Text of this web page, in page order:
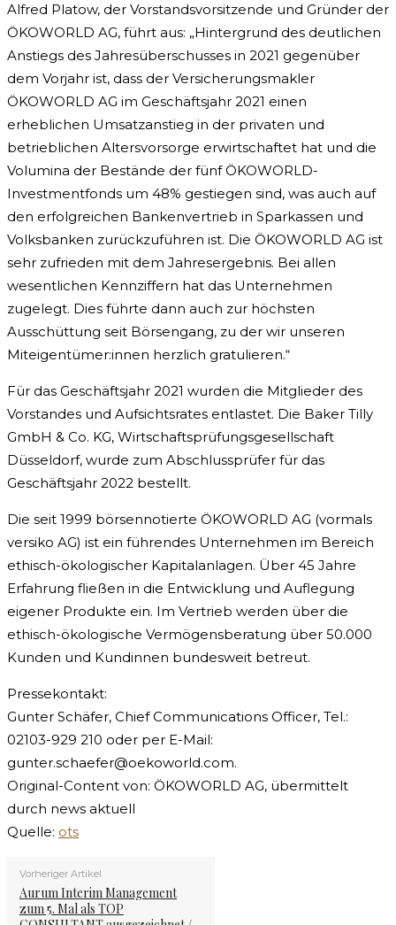
Alfred Platow, der Vorstandsvorsitzende und Gründer der
ÖKOWORLD AG, führt aus: „Hintergrund des deutlichen
Anstiegs des Jahresüberschusses in 2021 gegenüber
dem Vorjahr ist, dass der Versicherungsmakler
ÖKOWORLD AG im Geschäftsjahr 2021 einen
erheblichen Umsatzanstieg in der privaten und
betrieblichen Altersvorsorge erwirtschaftet hat und die
Volumina der Bestände der fünf ÖKOWORLD-
Investmentfonds um 48% gestiegen sind, was auch auf
den erfolgreichen Bankenvertrieb in Sparkassen und
Volksbanken zurückzuführen ist. Die ÖKOWORLD AG ist
sehr zufrieden mit dem Jahresergebnis. Bei allen
wesentlichen Kennziffern hat das Unternehmen
zugelegt. Dies führte dann auch zur höchsten
Ausschüttung seit Börsengang, zu der wir unseren
Miteigentümer:innen herzlich gratulieren.“
Für das Geschäftsjahr 2021 wurden die Mitglieder des
Vorstandes und Aufsichtsrates entlastet. Die Baker Tilly
GmbH & Co. KG, Wirtschaftsprüfungsgesellschaft
Düsseldorf, wurde zum Abschlussprüfer für das
Geschäftsjahr 2022 bestellt.
Die seit 1999 börsennotierte ÖKOWORLD AG (vormals
versiko AG) ist ein führendes Unternehmen im Bereich
ethisch-ökologischer Kapitalanlagen. Über 45 Jahre
Erfahrung fließen in die Entwicklung und Auflegung
eigener Produkte ein. Im Vertrieb werden über die
ethisch-ökologische Vermögensberatung über 50.000
Kunden und Kundinnen bundesweit betreut.
Pressekontakt:
Gunter Schäfer, Chief Communications Officer, Tel.:
02103-929 210 oder per E-Mail:
gunter.schaefer@oekoworld.com.
Original-Content von: ÖKOWORLD AG, übermittelt
durch news aktuell
Quelle: ots
Vorheriger Artikel
Aurum Interim Management
zum 5. Mal als TOP